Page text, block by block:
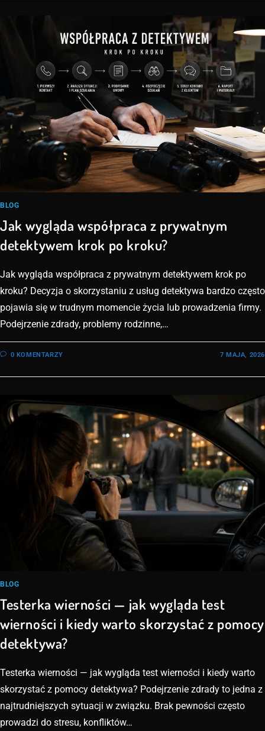
BLOG
Jak wygląda współpraca z prywatnym
detektywem krok po kroku?
Jak wygląda współpraca z prywatnym detektywem krok po
kroku? Decyzja o skorzystaniu z usług detektywa bardzo często
pojawia się w trudnym momencie życia lub prowadzenia firmy.
Podejrzenie zdrady, problemy rodzinne,…
0 KOMENTARZY 7 MAJA, 2026
BLOG
Testerka wierności — jak wygląda test
wierności i kiedy warto skorzystać z pomocy
detektywa?
Testerka wierności — jak wygląda test wierności i kiedy warto
skorzystać z pomocy detektywa? Podejrzenie zdrady to jedna z
najtrudniejszych sytuacji w związku. Brak pewności często
prowadzi do stresu, konfliktów…